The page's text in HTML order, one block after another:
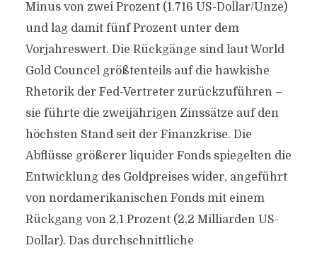
Minus von zwei Prozent (1.716 US-Dollar/Unze)
und lag damit fünf Prozent unter dem
Vorjahreswert. Die Rückgänge sind laut World
Gold Councel größtenteils auf die hawkishe
Rhetorik der Fed-Vertreter zurückzuführen –
sie führte die zweijährigen Zinssätze auf den
höchsten Stand seit der Finanzkrise. Die
Abflüsse größerer liquider Fonds spiegelten die
Entwicklung des Goldpreises wider, angeführt
von nordamerikanischen Fonds mit einem
Rückgang von 2,1 Prozent (2,2 Milliarden US-
Dollar). Das durchschnittliche